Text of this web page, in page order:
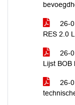
26-
RES 2.0
26-
Lijst BOB
26-